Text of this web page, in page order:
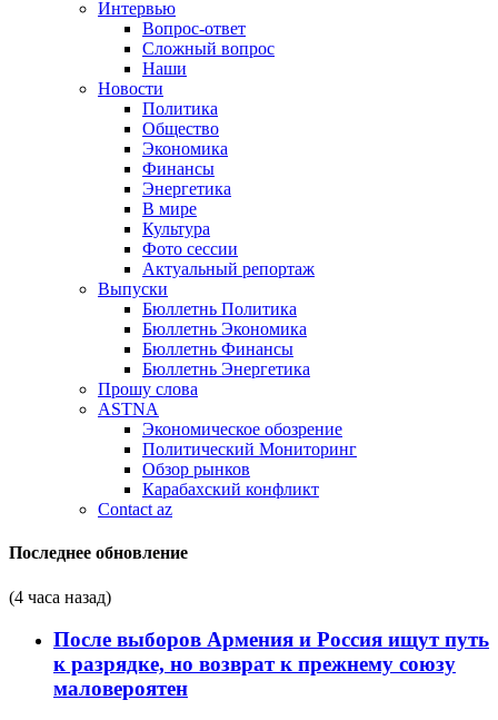
Интервью
Вопрос-ответ
Сложный вопрос
Наши
Новости
Политика
Общество
Экономика
Финансы
Энергетика
В мире
Культура
Фото сессии
Актуальный репортаж
Выпуски
Бюллетнь Политика
Бюллетнь Экономика
Бюллетнь Финансы
Бюллетнь Энергетика
Прошу слова
ASTNA
Экономическое обозрение
Политический Мониторинг
Обзор рынков
Карабахский конфликт
Contact az
Последнее обновление
(4 часа назад)
После выборов Армения и Россия ищут путь
к разрядке, но возврат к прежнему союзу
маловероятен